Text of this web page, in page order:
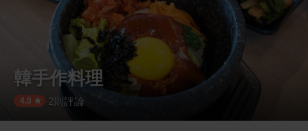
韓手作料理
4.0 2 則評論